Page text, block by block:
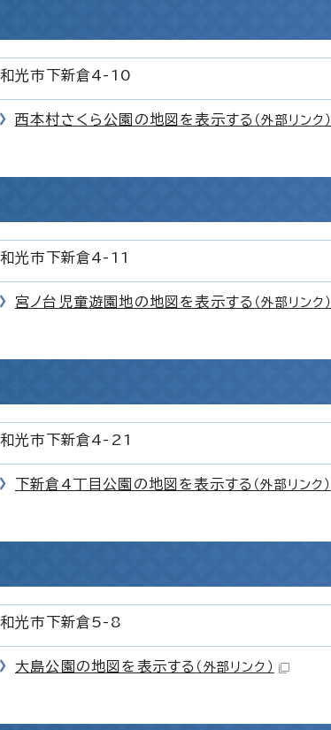
和光市下新倉4-10
西本村さくら公園の地図を表示する （外部リンク）
和光市下新倉4-11
宮ノ台児童遊園地の地図を表示する （外部リンク）
和光市下新倉4-21
下新倉4丁目公園の地図を表示する （外部リンク）
和光市下新倉5-8
大島公園の地図を表示する （外部リンク）